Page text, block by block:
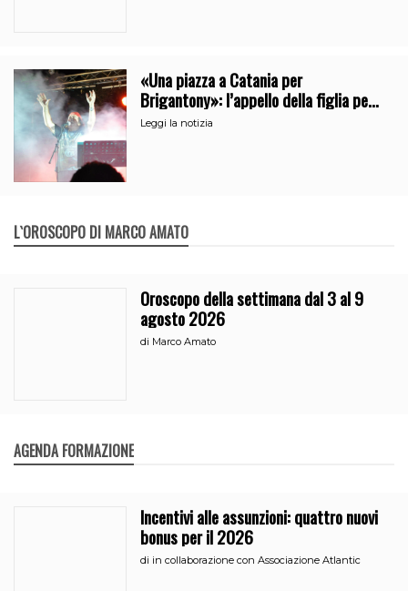
«Una piazza a Catania per
Brigantony»: l’appello della figlia per
la memoria del cantante popolare
Leggi la notizia
L`OROSCOPO DI MARCO AMATO
Oroscopo della settimana dal 3 al 9
agosto 2026
di Marco Amato
AGENDA FORMAZIONE
Incentivi alle assunzioni: quattro nuovi
bonus per il 2026
di in collaborazione con Associazione Atlantic